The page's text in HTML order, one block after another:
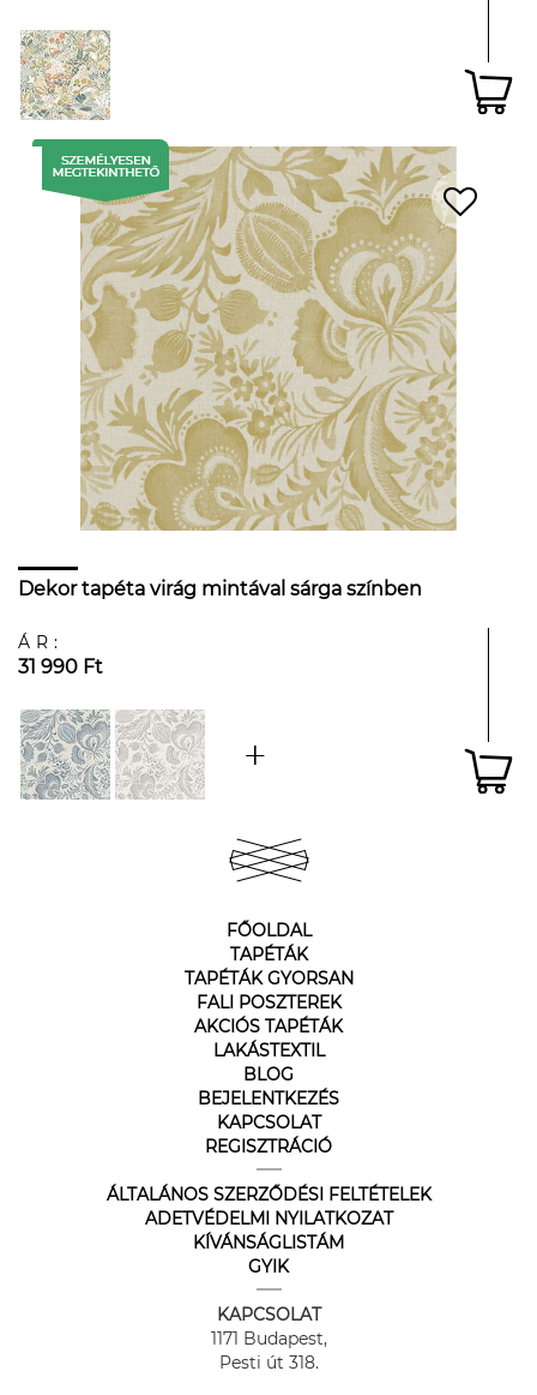
Dekor tapéta virág mintával sárga színben
ÁR:
31 990 Ft
FŐOLDAL
TAPÉTÁK
TAPÉTÁK GYORSAN
FALI POSZTEREK
AKCIÓS TAPÉTÁK
LAKÁSTEXTIL
BLOG
BEJELENTKEZÉS
KAPCSOLAT
REGISZTRÁCIÓ
ÁLTALÁNOS SZERZŐDÉSI FELTÉTELEK
ADETVÉDELMI NYILATKOZAT
KÍVÁNSÁGLISTÁM
GYIK
KAPCSOLAT
1171 Budapest,
Pesti út 318.